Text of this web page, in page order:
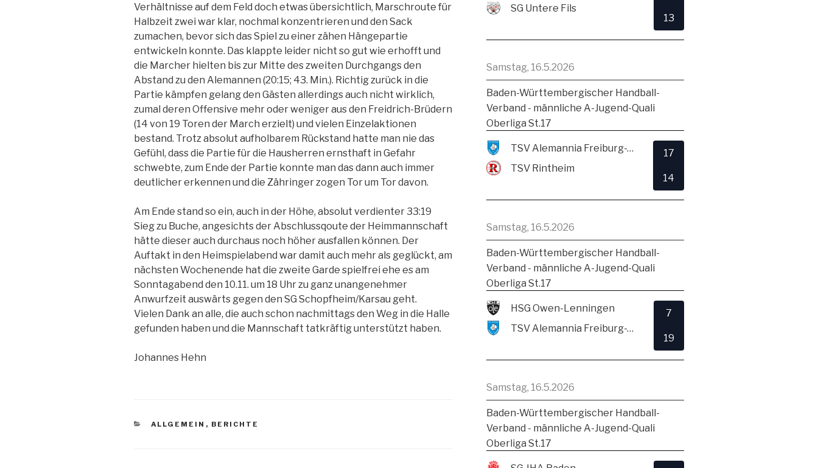
Verhältnisse auf dem Feld doch etwas übersichtlich, Marschroute für
Halbzeit zwei war klar, nochmal konzentrieren und den Sack
zumachen, bevor sich das Spiel zu einer zähen Hängepartie
entwickeln konnte. Das klappte leider nicht so gut wie erhofft und
die Marcher hielten bis zur Mitte des zweiten Durchgangs den
Abstand zu den Alemannen (20:15; 43. Min.). Richtig zurück in die
Partie kämpfen gelang den Gästen allerdings auch nicht wirklich,
zumal deren Offensive mehr oder weniger aus den Freidrich-Brüdern
(14 von 19 Toren der March erzielt) und vielen Einzelaktionen
bestand. Trotz absolut aufholbarem Rückstand hatte man nie das
Gefühl, dass die Partie für die Hausherren ernsthaft in Gefahr
schwebte, zum Ende der Partie konnte man das dann auch immer
deutlicher erkennen und die Zähringer zogen Tor um Tor davon.
Am Ende stand so ein, auch in der Höhe, absolut verdienter 33:19
Sieg zu Buche, angesichts der Abschlussqoute der Heimmannschaft
hätte dieser auch durchaus noch höher ausfallen können. Der
Auftakt in den Heimspielabend war damit auch mehr als geglückt, am
nächsten Wochenende hat die zweite Garde spielfrei ehe es am
Sonntagabend den 10.11. um 18 Uhr zu ganz unangenehmer
Anwurfzeit auswärts gegen den SG Schopfheim/Karsau geht.
Vielen Dank an alle, die auch schon nachmittags den Weg in die Halle
gefunden haben und die Mannschaft tatkräftig unterstützt haben.
Johannes Hehn
ALLGEMEIN , BERICHTE
SG Untere Fils
13
Samstag, 16.5.2026
Baden-Württembergischer Handball-
Verband - männliche A-Jugend-Quali
Oberliga St.17
TSV Alemannia Freiburg-Zähringen
TSV Rintheim
17
14
Samstag, 16.5.2026
Baden-Württembergischer Handball-
Verband - männliche A-Jugend-Quali
Oberliga St.17
HSG Owen-Lenningen
TSV Alemannia Freiburg-Zähringen
7
19
Samstag, 16.5.2026
Baden-Württembergischer Handball-
Verband - männliche A-Jugend-Quali
Oberliga St.17